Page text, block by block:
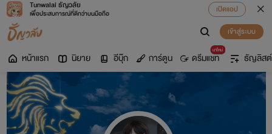
Tunwalai ธัญวลัย
เพื่อประสบการณ์ที่ดีกว่าบนมือถือ
เปิดแอป
เข้าสู่ระบบ
หน้าแรก นิยาย อีบุ๊ก การ์ตูน
มาใหม่
ดรีมแชท ธัญลิสต์